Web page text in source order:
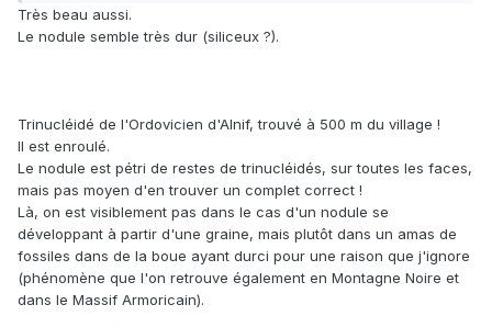
Très beau aussi.
Le nodule semble très dur (siliceux ?).
Trinucléidé de l'Ordovicien d'Alnif, trouvé à 500 m du village !
Il est enroulé.
Le nodule est pétri de restes de trinucléidés, sur toutes les faces,
mais pas moyen d'en trouver un complet correct !
Là, on est visiblement pas dans le cas d'un nodule se
développant à partir d'une graine, mais plutôt dans un amas de
fossiles dans de la boue ayant durci pour une raison que j'ignore
(phénomène que l'on retrouve également en Montagne Noire et
dans le Massif Armoricain).